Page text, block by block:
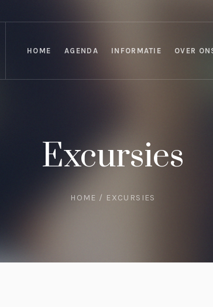
HOME AGENDA INFORMATIE OVER
Excursies
HOME / EXCURSIES